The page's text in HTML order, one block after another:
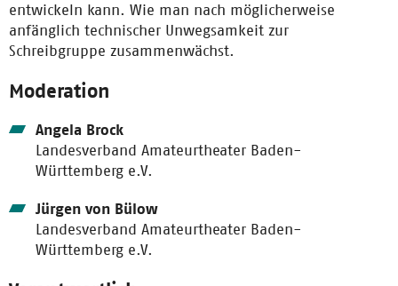
entwickeln kann. Wie man nach möglicherweise
anfänglich technischer Unwegsamkeit zur
Schreibgruppe zusammenwächst.
Moderation
Angela Brock
Landesverband Amateurtheater Baden-
Württemberg e.V.
Jürgen von Bülow
Landesverband Amateurtheater Baden-
Württemberg e.V.